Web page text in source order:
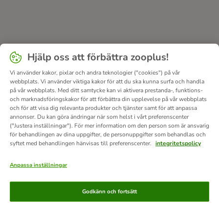
Betalningsmetoder
Hjälp oss att förbättra zooplus!
Vi använder kakor, pixlar och andra teknologier ("cookies") på vår
webbplats. Vi använder viktiga kakor för att du ska kunna surfa och handla
på vår webbplats. Med ditt samtycke kan vi aktivera prestanda-, funktions-
och marknadsföringskakor för att förbättra din upplevelse på vår webbplats
och för att visa dig relevanta produkter och tjänster samt för att anpassa
annonser. Du kan göra ändringar när som helst i vårt preferenscenter
("Justera inställningar"). För mer information om den person som är ansvarig
för behandlingen av dina uppgifter, de personuppgifter som behandlas och
syftet med behandlingen hänvisas till preferenscenter. integritetspolicy
Anpassa inställningar
Godkänn och fortsätt